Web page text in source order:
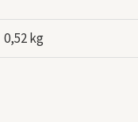
0,52 kg